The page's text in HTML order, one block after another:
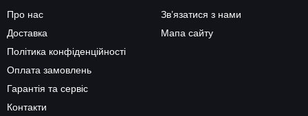
Про нас
Доставка
Політика конфіденційності
Оплата замовлень
Гарантія та сервіс
Контакти
Зв’язатися з нами
Мапа сайту